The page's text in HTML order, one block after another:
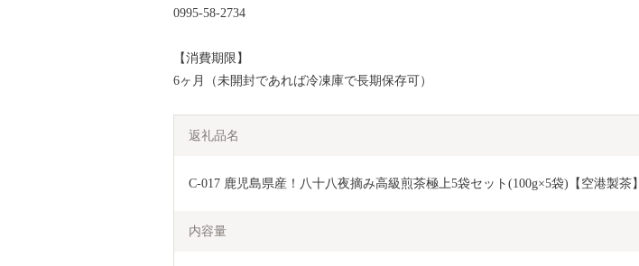
0995-58-2734
【消費期限】
6ヶ月（未開封であれば冷凍庫で長期保存可）
返礼品名
C-017 鹿児島県産！八十八夜摘み高級煎茶極上5袋セット(100g×5袋)【空港製茶】
内容量